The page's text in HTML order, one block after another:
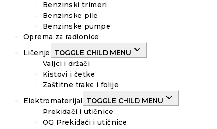
Benzinski trimeri
Benzinske pile
Benzinske pumpe
Oprema za radionice
Ličenje
TOGGLE CHILD MENU
Valjci i držači
Kistovi i četke
Zaštitne trake i folije
Elektromaterijal
TOGGLE CHILD MENU
Prekidači i utičnice
OG Prekidači i utičnice